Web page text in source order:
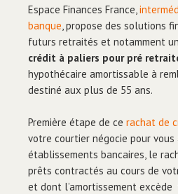
Espace Finances France,
banque, propose des solutions
futurs retraités et notamment
crédit à paliers pour pré
hypothécaire amortissable à
destiné aux plus de 55 ans.
Première étape de ce rachat de
votre courtier négocie pour
établissements bancaires, le
prêts contractés au cours de
et dont l’amortissement